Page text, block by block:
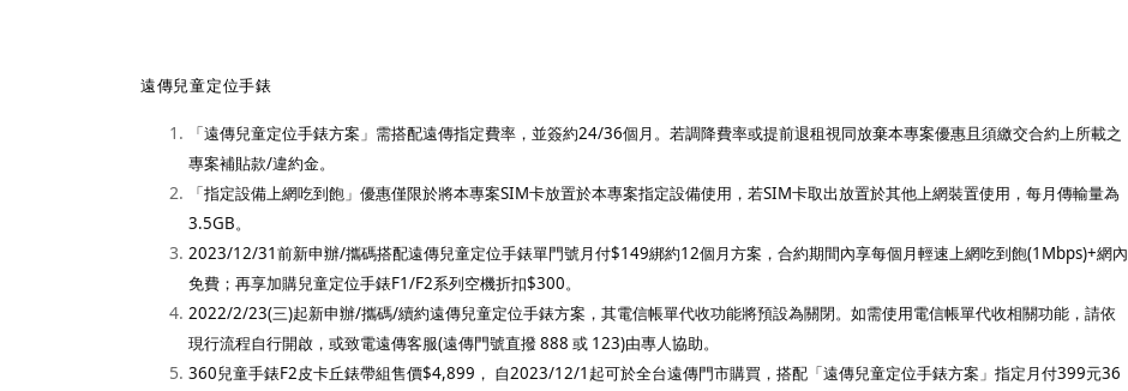
遠傳兒童定位手錶
「遠傳兒童定位手錶方案」需搭配遠傳指定費率，並簽約24/36個月。若調降費率或提前退租視同放棄本專案優惠且須繳交合約上所載之
專案補貼款/違約金。
「指定設備上網吃到飽」優惠僅限於將本專案SIM卡放置於本專案指定設備使用，若SIM卡取出放置於其他上網裝置使用，每月傳輸量為
3.5GB。
2023/12/31前新申辦/攜碼搭配遠傳兒童定位手錶單門號月付$149綁約12個月方案，合約期間內享每個月輕速上網吃到飽(1Mbps)+網內
免費；再享加購兒童定位手錶F1/F2系列空機折扣$300。
2022/2/23(三)起新申辦/攜碼/續約遠傳兒童定位手錶方案，其電信帳單代收功能將預設為關閉。如需使用電信帳單代收相關功能，請依
現行流程自行開啟，或致電遠傳客服(遠傳門號直撥 888 或 123)由專人協助。
360兒童手錶F2皮卡丘錶帶組售價$4,899， 自2023/12/1起可於全台遠傳門市購買，搭配「遠傳兒童定位手錶方案」指定月付399元36